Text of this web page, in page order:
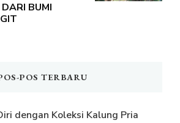
BUMI
POS TERBARU
dengan Koleksi Kalung Pria